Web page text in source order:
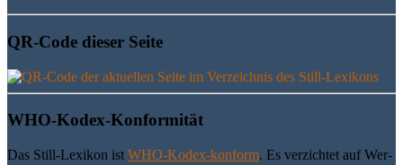
QR-Code die­ser Seite
WHO-Kodex-Kon­for­mi­tät
Das Still-Lexi­kon ist WHO-Kodex-kon­form. Es ver­zich­tet auf Wer­